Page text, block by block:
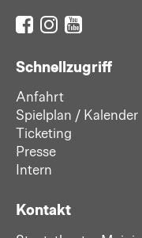
Schnellzugriff
Anfahrt
Spielplan / Kalender
Ticketing
Presse
Intern
Kontakt